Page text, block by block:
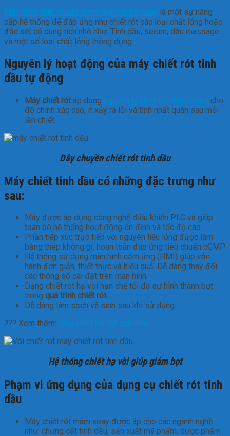
Máy chiết tinh dầu tự động dạng mâm xoay là một sự nâng
cấp hệ thống để đáp ứng nhu chiết rót các loại chất lỏng hoặc
đặc sệt có dung tích nhỏ như: Tinh dầu, serum, dầu massage
và một số loại chất lỏng thông dụng.
Nguyên lý hoạt động của máy chiết rót tinh
dầu tự động
Máy chiết rótáp dụng nguyên lý chiết rót định lượng cho
độ chính xác cao, ít xảy ra lỗi và tính nhất quán sau mỗi
lần chiết.
Dây chuyền chiết rót tinh dầu
Máy chiết tinh dầu có những đặc trưng như
sau:
Máy được áp dụng công nghệ điều khiển PLC và giúp
toàn bộ hệ thống hoạt động ổn định và tốc độ cao
Phần tiếp xúc trực tiếp với nguyên liệu lỏng được làm
bằng thép không gỉ, hoàn toàn đáp ứng tiêu chuẩn cGMP
Hệ thống sử dụng màn hình cảm ứng (HMI) giúp vận
hành đơn giản, thiết thực và hiệu quả. Dễ dàng thay đổi
các thông số cài đặt trên màn hình
Dạng chiết rót hạ vòi hạn chế tối đa sự hình thành bọt
trong quá trình chiết rót
Dễ dàng làm sạch vệ sinh sau khi sử dụng
??? Xem thêm: Máy chiết rót rót son môi
Hệ thống chiết hạ vòi giúp giảm bọt
Phạm vi ứng dụng của dụng cụ chiết rót tinh
dầu
Máy chiết rót mâm xoay được áp cho các ngành nghề
như: chưng cất tinh dầu, sản xuất mỹ phẩm, dược phẩm